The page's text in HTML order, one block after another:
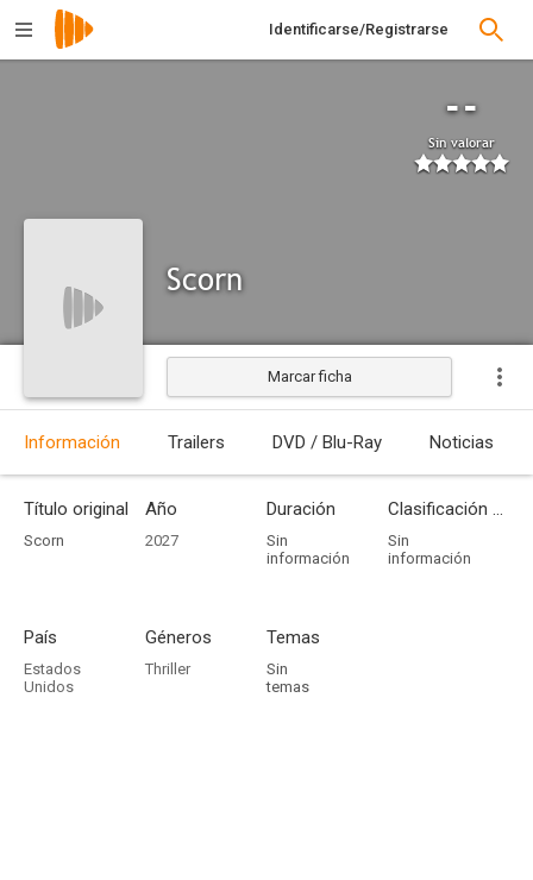
Identificarse/Registrarse
--
Sin valorar
Scorn
En producción
Marcar ficha
Información Trailers DVD / Blu-Ray Noticias
Título original
Scorn
Año
2027
Duración
Sin
información
Clasificación por edades
Sin
información
País
Estados
Unidos
Géneros
Thriller
Temas
Sin
temas